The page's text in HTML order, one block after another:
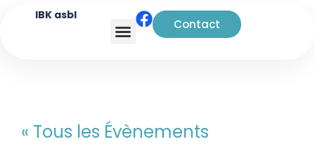
IBK asbl
Contact
« Tous les Évènements